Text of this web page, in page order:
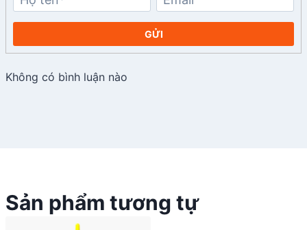
GỬI
Không có bình luận nào
Sản phẩm tương tự